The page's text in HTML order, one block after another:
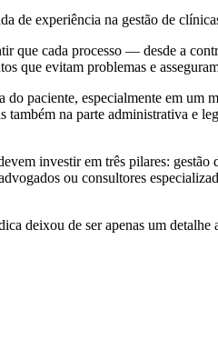
de experiência na gestão de
cada processo — desde a
que evitam problemas e
paciente, especialmente em um
na parte administrativa e
investir em três pilares:
ou consultores
deixou de ser apenas um